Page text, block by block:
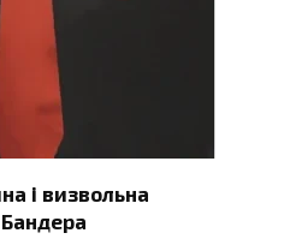
і визвольна